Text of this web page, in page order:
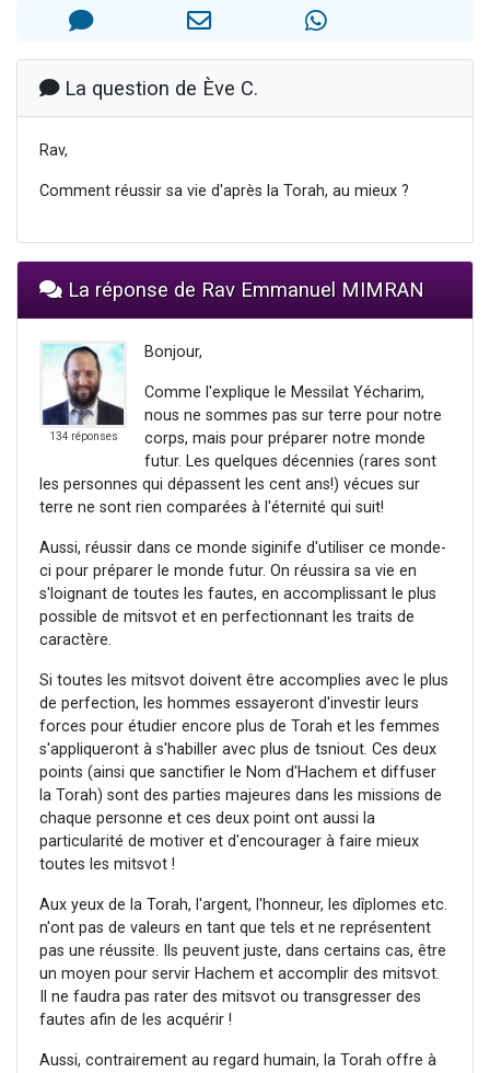
Il reste 49 places pour étudier en groupe sur Zoom
12 nouvelles musiques dans Torah-Box Music
La question de Ève C.
Rav,
Comment réussir sa vie d'après la Torah, au mieux ?
La réponse de Rav Emmanuel MIMRAN
134 réponses
Bonjour,
Comme l'explique le Messilat Yécharim,
nous ne sommes pas sur terre pour notre
corps, mais pour préparer notre monde
futur. Les quelques décennies (rares sont
les personnes qui dépassent les cent ans!) vécues sur
terre ne sont rien comparées à l'éternité qui suit!
Aussi, réussir dans ce monde siginife d'utiliser ce monde-
ci pour préparer le monde futur. On réussira sa vie en
s'loignant de toutes les fautes, en accomplissant le plus
possible de mitsvot et en perfectionnant les traits de
caractère.
Si toutes les mitsvot doivent être accomplies avec le plus
de perfection, les hommes essayeront d'investir leurs
forces pour étudier encore plus de Torah et les femmes
s'appliqueront à s'habiller avec plus de tsniout. Ces deux
points (ainsi que sanctifier le Nom d'Hachem et diffuser
la Torah) sont des parties majeures dans les missions de
chaque personne et ces deux point ont aussi la
particularité de motiver et d'encourager à faire mieux
toutes les mitsvot !
Aux yeux de la Torah, l'argent, l'honneur, les dîplomes etc.
n'ont pas de valeurs en tant que tels et ne représentent
pas une réussite. Ils peuvent juste, dans certains cas, être
un moyen pour servir Hachem et accomplir des mitsvot.
Il ne faudra pas rater des mitsvot ou transgresser des
fautes afin de les acquérir !
Aussi, contrairement au regard humain, la Torah offre à